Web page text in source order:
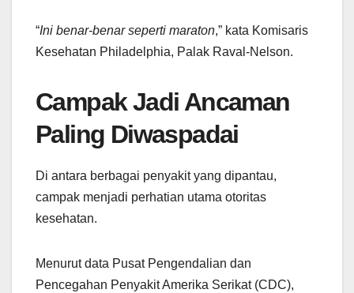
“Ini benar-benar seperti maraton,” kata Komisaris
Kesehatan Philadelphia, Palak Raval-Nelson.
Campak Jadi Ancaman
Paling Diwaspadai
Di antara berbagai penyakit yang dipantau,
campak menjadi perhatian utama otoritas
kesehatan.
Menurut data Pusat Pengendalian dan
Pencegahan Penyakit Amerika Serikat (CDC),